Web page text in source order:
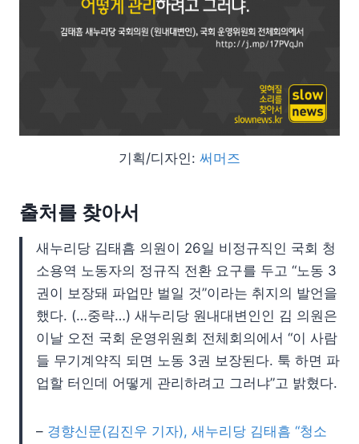
기획/디자인: 써머즈
출처를 찾아서
새누리당 김태흠 의원이 26일 비정규직인 국회 청
소용역 노동자의 정규직 전환 요구를 두고 “노동 3
권이 보장돼 파업만 벌일 것”이라는 취지의 발언을
했다. (…중략…) 새누리당 원내대변인인 김 의원은
이날 오전 국회 운영위원회 전체회의에서 “이 사람
들 무기계약직 되면 노동 3권 보장된다. 툭 하면 파
업할 터인데 어떻게 관리하려고 그러냐”고 밝혔다.
– 경향신문(김진우 기자), 새누리당 김태흠 “청소